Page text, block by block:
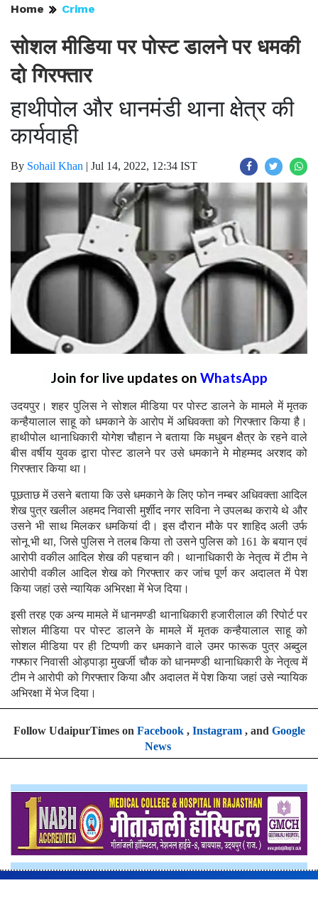
Home Crime
सोशल मीडिया पर पोस्ट डालने पर धमकी
दो गिरफ्तार
हाथीपोल और धानमंडी थाना क्षेत्र की
कार्यवाही
By Sohail Khan | Jul 14, 2022, 12:34 IST
Join for live updates on WhatsApp
उदयपुर। शहर पुलिस ने सोशल मीडिया पर पोस्ट डालने के मामले में मृतक
कन्हैयालाल साहू को धमकाने के आरोप में अधिवक्ता को गिरफ्तार किया है।
हाथीपोल थानाधिकारी योगेश चौहान ने बताया कि मधुबन क्षैत्र के रहने वाले
बीस वर्षीय युवक द्वारा पोस्ट डालने पर उसे धमकाने मे मोहम्मद अरशद को
गिरफ्तार किया था।
पूछताछ में उसने बताया कि उसे धमकाने के लिए फोन नम्बर अधिवक्ता आदिल
शेख पुत्र खलील अहमद निवासी मुर्शीद नगर सविना ने उपलब्ध कराये थे और
उसने भी साथ मिलकर धमकियां दी। इस दौरान मौके पर शाहिद अली उर्फ
सोनू भी था, जिसे पुलिस ने तलब किया तो उसने पुलिस को 161 के बयान एवं
आरोपी वकील आदिल शेख की पहचान की। थानाधिकारी के नेतृत्व में टीम ने
आरोपी वकील आदिल शेख को गिरफ्तार कर जांच पूर्ण कर अदालत में पेश
किया जहां उसे न्यायिक अभिरक्षा में भेज दिया।
इसी तरह एक अन्य मामले में धानमण्डी थानाधिकारी हजारीलाल की रिपोर्ट पर
सोशल मीडिया पर पोस्ट डालने के मामले में मृतक कन्हैयालाल साहू को
सोशल मीडिया पर ही टिप्पणी कर धमकाने वाले उमर फारूक पुत्र अब्दुल
गफ्फार निवासी ओड़पाड़ा मुखर्जी चौक को धानमण्डी थानाधिकारी के नेतृत्व में
टीम ने आरोपी को गिरफ्तार किया और अदालत में पेश किया जहां उसे न्यायिक
अभिरक्षा में भेज दिया।
Follow UdaipurTimes on Facebook, Instagram, and Google
News